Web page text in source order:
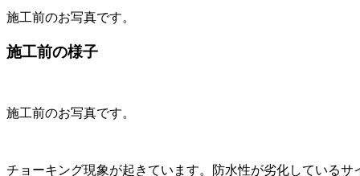
施工前のお写真です。
施工前の様子
施工前のお写真です。
チョーキング現象が起きています。防水性が劣化しているサ